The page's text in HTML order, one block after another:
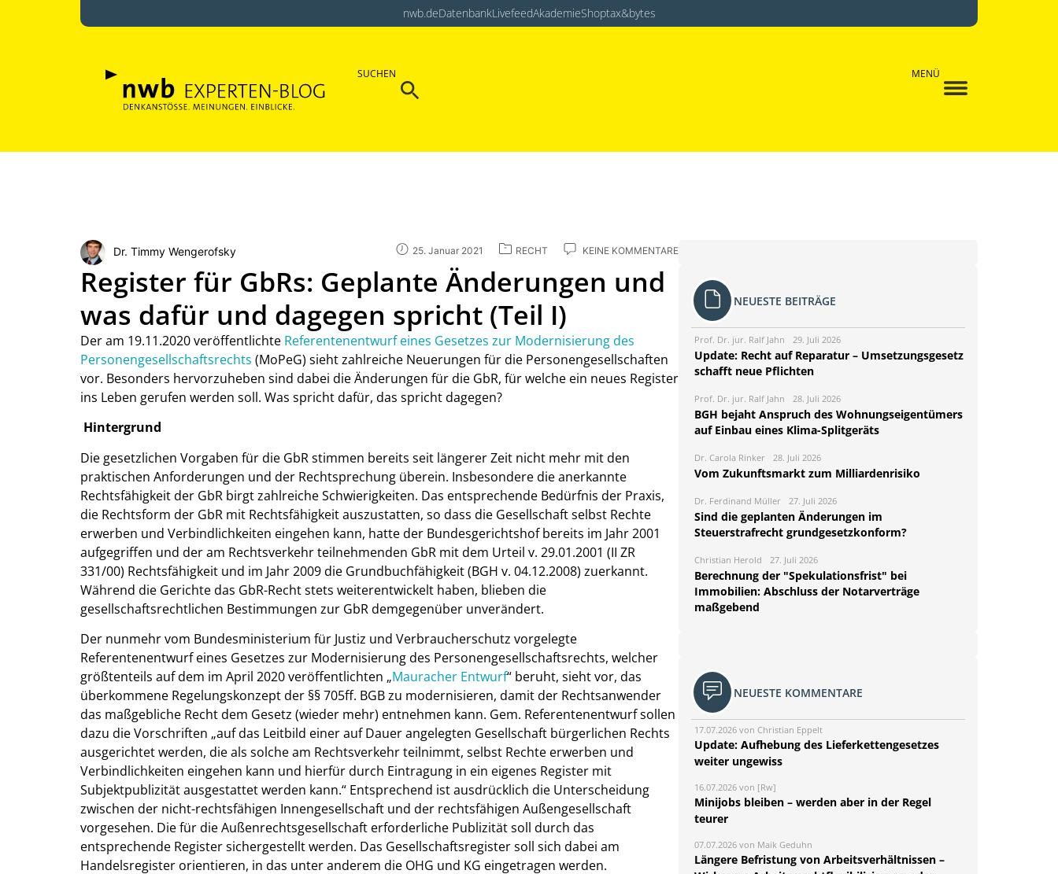
nwb.deDatenbankLivefeedAkademieShoptax&bytes
SUCHEN
Search
MENÜ
Dr. Timmy Wengerofsky 25. Januar 2021 RECHT KEINE KOMMENTARE
Register für GbRs: Geplante Änderungen und
was dafür und dagegen spricht (Teil I)
Der am 19.11.2020 veröffentlichte Referentenentwurf eines Gesetzes zur Modernisierung des
Personengesellschaftsrechts (MoPeG) sieht zahlreiche Neuerungen für die Personengesellschaften
vor. Besonders hervorzuheben sind dabei die Änderungen für die GbR, für welche ein neues Register
ins Leben gerufen werden soll. Was spricht dafür, das spricht dagegen?
Hintergrund
Die gesetzlichen Vorgaben für die GbR stimmen bereits seit längerer Zeit nicht mehr mit den
praktischen Anforderungen und der Rechtsprechung überein. Insbesondere die anerkannte
Rechtsfähigkeit der GbR birgt zahlreiche Schwierigkeiten. Das entsprechende Bedürfnis der Praxis,
die Rechtsform der GbR mit Rechtsfähigkeit auszustatten, so dass die Gesellschaft selbst Rechte
erwerben und Verbindlichkeiten eingehen kann, hatte der Bundesgerichtshof bereits im Jahr 2001
aufgegriffen und der am Rechtsverkehr teilnehmenden GbR mit dem Urteil v. 29.01.2001 (II ZR
331/00) Rechtsfähigkeit und im Jahr 2009 die Grundbuchfähigkeit (BGH v. 04.12.2008) zuerkannt.
Während die Gerichte das GbR-Recht stets weiterentwickelt haben, blieben die
gesellschaftsrechtlichen Bestimmungen zur GbR demgegenüber unverändert.
Der nunmehr vom Bundesministerium für Justiz und Verbraucherschutz vorgelegte
Referentenentwurf eines Gesetzes zur Modernisierung des Personengesellschaftsrechts, welcher
größtenteils auf dem im April 2020 veröffentlichten „Mauracher Entwurf“ beruht, sieht vor, das
überkommene Regelungskonzept der §§ 705ff. BGB zu modernisieren, damit der Rechtsanwender
das maßgebliche Recht dem Gesetz (wieder mehr) entnehmen kann. Gem. Referentenentwurf sollen
dazu die Vorschriften „auf das Leitbild einer auf Dauer angelegten Gesellschaft bürgerlichen Rechts
ausgerichtet werden, die als solche am Rechtsverkehr teilnimmt, selbst Rechte erwerben und
Verbindlichkeiten eingehen kann und hierfür durch Eintragung in ein eigenes Register mit
Subjektpublizität ausgestattet werden kann.“ Entsprechend ist ausdrücklich die Unterscheidung
zwischen der nicht-rechtsfähigen Innengesellschaft und der rechtsfähigen Außengesellschaft
vorgesehen. Die für die Außenrechtsgesellschaft erforderliche Publizität soll durch das
entsprechende Register sichergestellt werden. Das Gesellschaftsregister soll sich dabei am
Handelsregister orientieren, in das unter anderem die OHG und KG eingetragen werden.
NEUESTE BEITRÄGE
Prof. Dr. jur. Ralf Jahn 29. Juli 2026
Update: Recht auf Reparatur – Umsetzungsgesetz
schafft neue Pflichten
Prof. Dr. jur. Ralf Jahn 28. Juli 2026
BGH bejaht Anspruch des Wohnungseigentümers
auf Einbau eines Klima-Splitgeräts
Dr. Carola Rinker 28. Juli 2026
Vom Zukunftsmarkt zum Milliardenrisiko
Dr. Ferdinand Müller 27. Juli 2026
Sind die geplanten Änderungen im
Steuerstrafrecht grundgesetzkonform?
Christian Herold 27. Juli 2026
Berechnung der "Spekulationsfrist" bei
Immobilien: Abschluss der Notarverträge
maßgebend
NEUESTE KOMMENTARE
17.07.2026 von Christian Eppelt
Update: Aufhebung des Lieferkettengesetzes
weiter ungewiss
16.07.2026 von [Rw]
Minijobs bleiben – werden aber in der Regel
teurer
07.07.2026 von Maik Geduhn
Längere Befristung von Arbeitsverhältnissen –